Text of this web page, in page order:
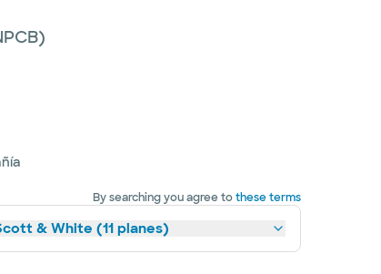
By searching you agree tothese terms
& White (11 planes)